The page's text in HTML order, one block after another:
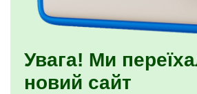
Увага! Ми
новий сайт